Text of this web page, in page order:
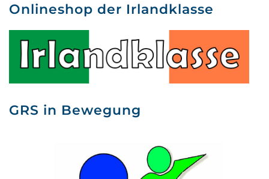
Onlineshop der Irlandklasse
GRS in Bewegung